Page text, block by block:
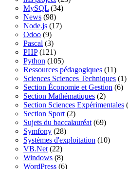
MySQL (34)
News (98)
Node.js (17)
Odoo (9)
Pascal (3)
PHP(121)
Python (105)
Ressources pédagogiques (11)
Sciences Sciences Techniques (1)
Section Économie et Gestion (6)
Section Mathématiques (2)
Section Sciences Expérimentales
Section Sport (2)
Sujets du baccalauréat (69)
Symfony (28)
Systèmes d'exploitation (10)
VB.Net (22)
Windows (8)
WordPress (6)